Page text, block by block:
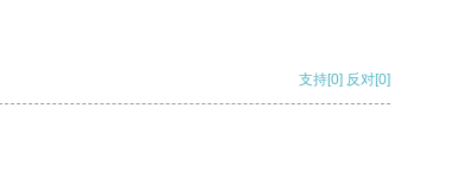
支持[0] 反对[0]